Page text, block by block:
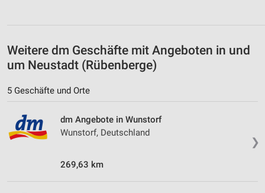
Weitere dm Geschäfte mit Angeboten in und
um Neustadt (Rübenberge)
5 Geschäfte und Orte
❯
dm Angebote in Wunstorf
Wunstorf, Deutschland
269,63 km